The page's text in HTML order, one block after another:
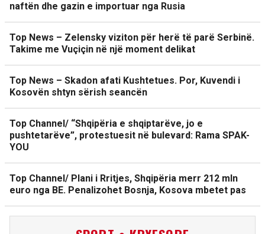
naftën dhe gazin e importuar nga Rusia
Top News – Zelensky viziton për herë të parë Serbinë.
Takime me Vuçiçin në një moment delikat
Top News – Skadon afati Kushtetues. Por, Kuvendi i
Kosovën shtyn sërish seancën
Top Channel/ “Shqipëria e shqiptarëve, jo e
pushtetarëve”, protestuesit në bulevard: Rama SPAK-
YOU
Top Channel/ Plani i Rritjes, Shqipëria merr 212 mln
euro nga BE. Penalizohet Bosnja, Kosova mbetet pas